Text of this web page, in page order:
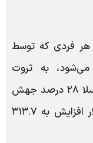
هر فردی که توسط
می‌شود، به ثروت
شخصی خود اضافه کرده است. سهام تسلا ۲۸ درصد جهش
کرده و دارایی تسلا را با ۵۰ میلیارد دلار افزایش به ۳۱۳.۷